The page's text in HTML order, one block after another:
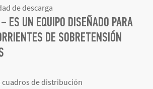
de descarga
ES UN EQUIPO DISEÑADO PARA
DE SOBRETENSIÓN
cuadros de distribución